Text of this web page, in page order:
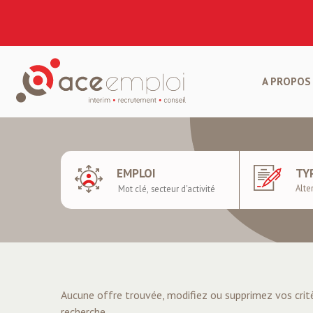
A PROPOS
EMPLOI
Aucune offre trouvée, modifiez ou supprimez vos